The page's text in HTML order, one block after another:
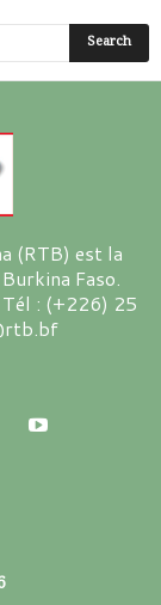
(RTB) est la
Faso.
: (+226) 25